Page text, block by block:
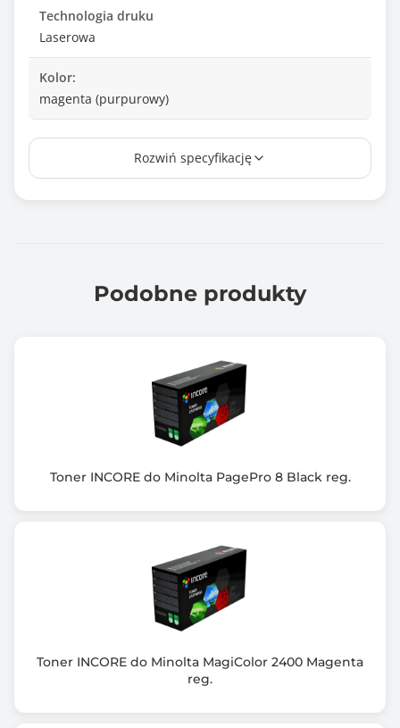
Technologia druku
Laserowa
Kolor:
magenta (purpurowy)
Wydajność*
Chip
Konica Minolta bizhub C227/C287
Kompatybilny z modelami
Konica Minolta bizhub C227/C287
Informacje dodatkowe
Rozwiń specyfikację
Podobne produkty
Toner INCORE do Minolta PagePro 8 Black reg.
Toner INCORE do Minolta MagiColor 2400 Magenta
reg.